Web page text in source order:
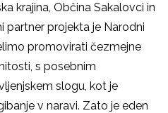
krajina, Občina Sakalovci in
partner projekta je Narodni
promovirati čezmejne
s posebnim
slogu, kot je
v naravi. Zato je eden